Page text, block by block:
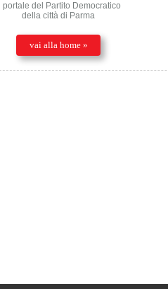
Il portale del Partito Democratico
della città di Parma